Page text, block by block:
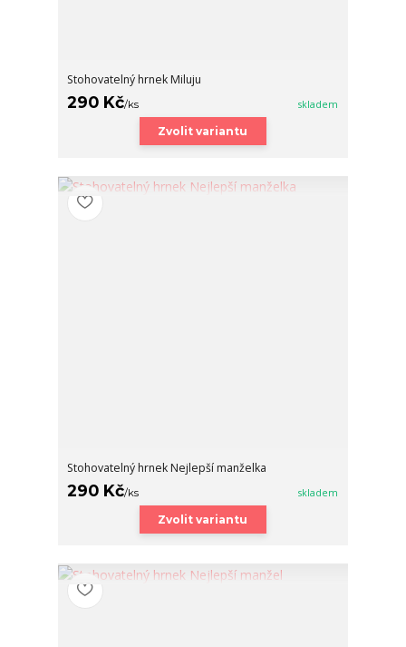
Stohovatelný hrnek Miluju
290 Kč/ks skladem
Zvolit variantu
Stohovatelný hrnek Nejlepší manželka
290 Kč/ks skladem
Zvolit variantu